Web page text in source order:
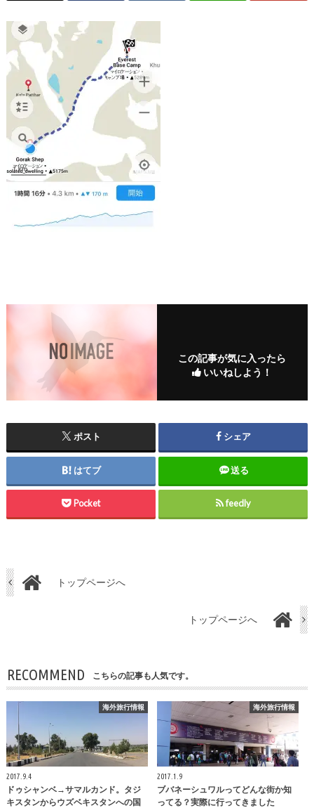
この記事が気に入ったら
いいねしよう！
ポスト シェア
はてブ 送る
Pocket feedly
トップページへ
トップページへ
RECOMMEND こちらの記事も人気です。
海外旅行情報
2017.9.4
ドゥシャンベ→サマルカンド。タジ
キスタンからウズベキスタンへの国
海外旅行情報
2017.1.9
ブバネーシュワルってどんな街か知
ってる？実際に行ってきました